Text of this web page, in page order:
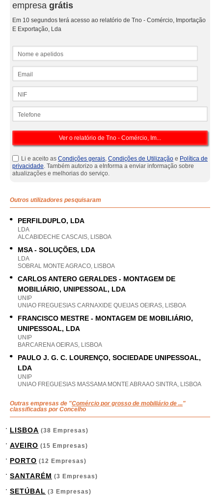
empresa grátis
Em 10 segundos terá acesso ao relatório de Tno - Comércio, Importação
E Exportação, Lda
Li e aceito as Condições gerais, Condições de Utilização e Política de
privacidade. Também autorizo a eInforma a enviar informação sobre
atualizações e melhorias do serviço.
Outros utilizadores pesquisaram
PERFILDUPLO, LDA
LDA
ALCABIDECHE CASCAIS, LISBOA
MSA - SOLUÇÕES, LDA
LDA
SOBRAL MONTE AGRACO, LISBOA
CARLOS ANTERO GERALDES - MONTAGEM DE
MOBILIÁRIO, UNIPESSOAL, LDA
UNIP
UNIAO FREGUESIAS CARNAXIDE QUEIJAS OEIRAS, LISBOA
FRANCISCO MESTRE - MONTAGEM DE MOBILIÁRIO,
UNIPESSOAL, LDA
UNIP
BARCARENA OEIRAS, LISBOA
PAULO J. G. C. LOURENÇO, SOCIEDADE UNIPESSOAL,
LDA
UNIP
UNIAO FREGUESIAS MASSAMA MONTE ABRAAO SINTRA, LISBOA
Outras empresas de "Comércio por grosso de mobiliário de ..."
classificadas por Concelho
LISBOA (38 Empresas)
AVEIRO (15 Empresas)
PORTO (12 Empresas)
SANTARÉM (3 Empresas)
SETÚBAL (3 Empresas)